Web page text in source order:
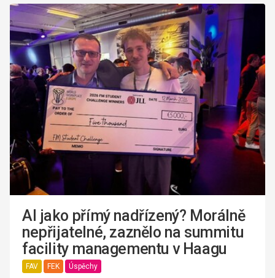
AI jako přímý nadřízený? Morálně
nepřijatelné, zaznělo na summitu
facility managementu v Haagu
FAV FEK Úspěchy